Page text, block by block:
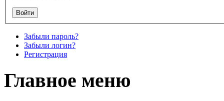
Забыли пароль?
Забыли логин?
Регистрация
Главное меню